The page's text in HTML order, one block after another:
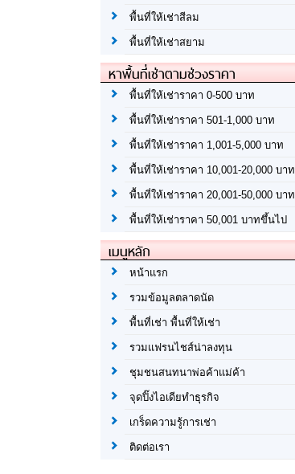
พื้นที่ให้เช่าสีลม
พื้นที่ให้เช่าสยาม
หาพื้นที่เช่าตามช่วงราคา
พื้นที่ให้เช่าราคา 0-500 บาท
พื้นที่ให้เช่าราคา 501-1,000 บาท
พื้นที่ให้เช่าราคา 1,001-5,000 บาท
พื้นที่ให้เช่าราคา 10,001-20,000 บาท
พื้นที่ให้เช่าราคา 20,001-50,000 บาท
พื้นที่ให้เช่าราคา 50,001 บาทขึ้นไป
เมนูหลัก
หน้าแรก
รวมข้อมูลตลาดนัด
พื้นที่เช่า พื้นที่ให้เช่า
รวมแฟรนไชส์น่าลงทุน
ชุมชนสนทนาพ่อค้าแม่ค้า
จุดปิ๊งไอเดียทำธุรกิจ
เกร็ดความรู้การเช่า
ติดต่อเรา